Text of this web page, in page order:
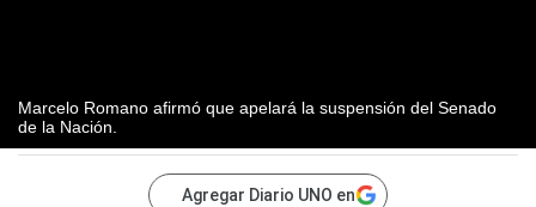
Marcelo Romano afirmó que apelará la suspensión del Senado
de la Nación.
Agregar Diario UNO en